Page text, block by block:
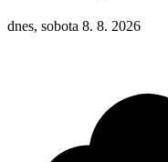
dnes, sobota 8. 8. 2026